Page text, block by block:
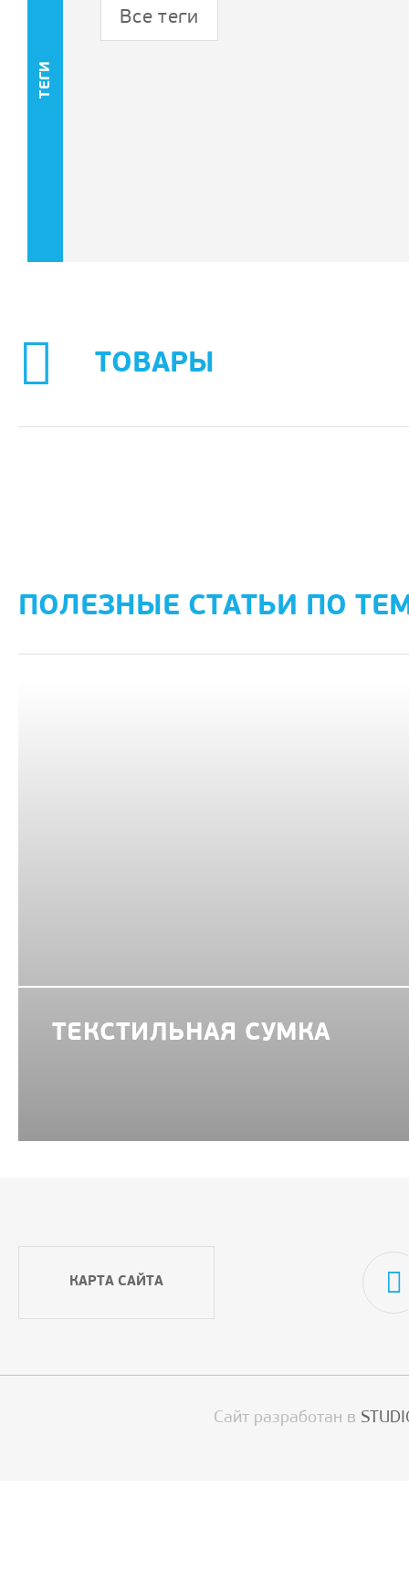
ТЕГИ
Все теги
ТОВАРЫ
ПОЛЕЗНЫЕ СТАТЬИ ПО
ТЕКСТИЛЬНАЯ СУМКА
КАРТА САЙТА
Сайт разработан в